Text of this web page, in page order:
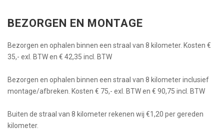
BEZORGEN EN MONTAGE
Bezorgen en ophalen binnen een straal van 8 kilometer. Kosten €
35,- exl. BTW en € 42,35 incl. BTW
Bezorgen en ophalen binnen een straal van 8 kilometer inclusief
montage/afbreken. Kosten € 75,- exl. BTW en € 90,75 incl. BTW
Buiten de straal van 8 kilometer rekenen wij €1,20 per gereden
kilometer.